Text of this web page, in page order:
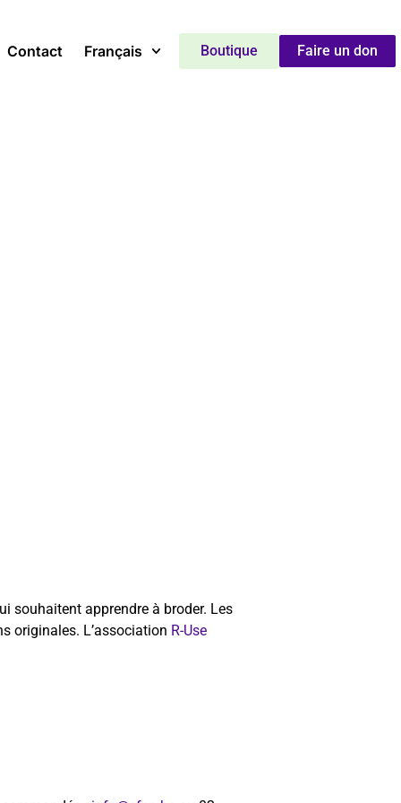
Contact Français Faire un don
Boutique
souhaitent apprendre à broder. Les
originales. L’association R-Use